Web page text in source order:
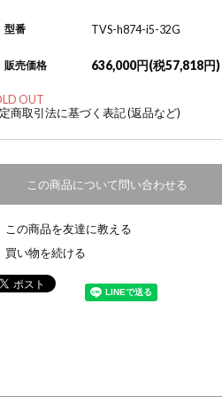
型番 TVS-h874-i5-32G
販売価格 636,000円(税57,818円)
OUT
商取引法に基づく表記 (返品など)
この商品について問い合わせる
この商品を友達に教える
買い物を続ける